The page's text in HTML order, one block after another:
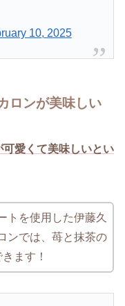
10, 2025
ロンが美味しい
可愛くて美味しいとい
トを使用した伊藤久
ンでは、苺と抹茶の
ます！